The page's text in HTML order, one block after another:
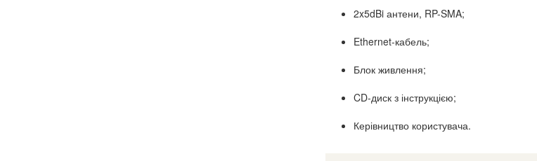
2x5dBi антени, RP-SMA;
Ethernet-кабель;
Блок живлення;
CD-диск з інструкцією;
Керівництво користувача.